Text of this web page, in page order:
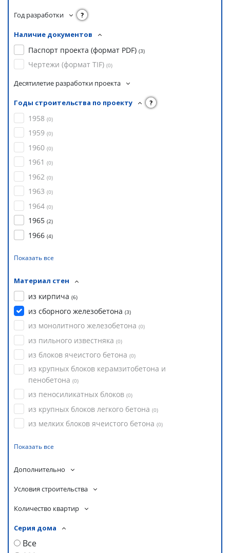
Год разработки ?
Наличие документов
Паспорт проекта (формат PDF) (3)
Чертежи (формат TIF) (0)
Десятилетие разработки проекта
Годы строительства по проекту ?
1958 (0)
1959 (0)
1960 (0)
1961 (0)
1962 (0)
1963 (0)
1964 (0)
1965 (2)
1966 (4)
Показать все
Материал стен
из кирпича (6)
из сборного железобетона (3)
из монолитного железобетона (0)
из пильного известняка (0)
из блоков ячеистого бетона (0)
из крупных блоков керамзитобетона и
пенобетона (0)
из пеносиликатных блоков (0)
из крупных блоков легкого бетона (0)
из мелких блоков ячеистого бетона (0)
Показать все
Дополнительно
Условия строительства
Количество квартир
Серия дома
Все